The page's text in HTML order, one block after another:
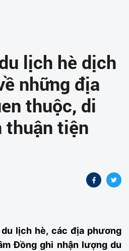
lịch hè dịch
những địa
thuộc, di
thuận tiện
lịch hè, các địa phương
Đồng ghi nhận lượng du